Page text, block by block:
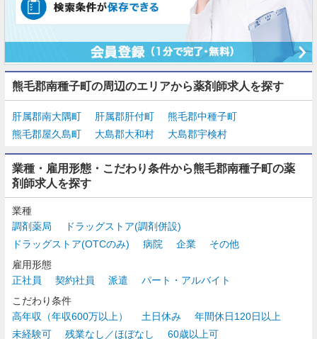
熊毛郡南種子町の周辺のエリアから薬剤師求人を探す
肝属郡南大隅町 肝属郡肝付町
熊毛郡中種子町
熊毛郡屋久島町
大島郡大和村 大島郡宇検村
業種・雇用形態・こだわり条件から熊毛郡南種子町の薬
剤師求人を探す
業種
調剤薬局
ドラッグストア(調剤併設)
ドラッグストア(OTCのみ)
病院 企業
その他
雇用形態
正社員
契約社員 派遣
パート・アルバイト
こだわり条件
高年収（年収600万以上）
土日休み
年間休日120日以上
未経験可
残業なし／ほぼなし 60歳以上可